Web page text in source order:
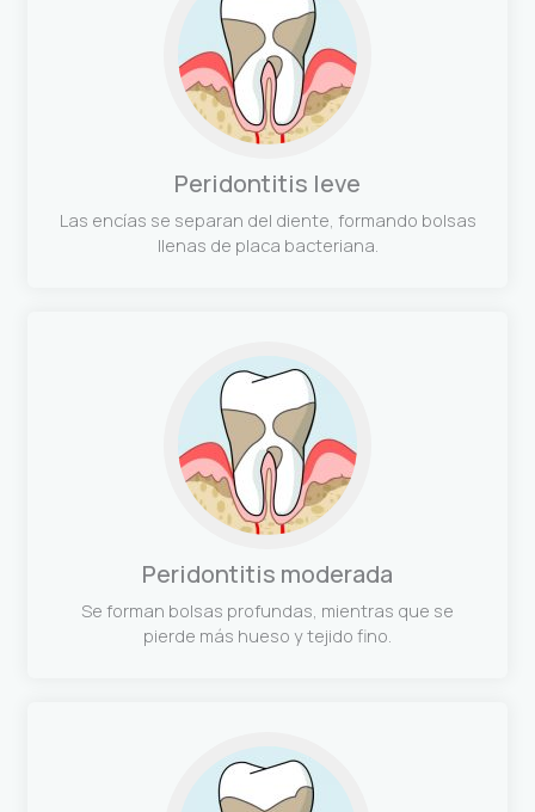
Peridontitis leve
Las encías se separan del diente, formando bolsas
llenas de placa bacteriana.
Peridontitis moderada
Se forman bolsas profundas, mientras que se
pierde más hueso y tejido fino.